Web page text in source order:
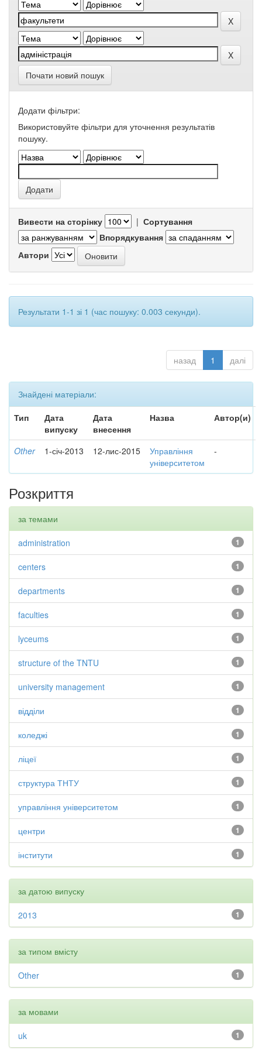
Почати новий пошук
Додати фільтри:
Використовуйте фільтри для уточнення результатів
пошуку.
Вивести на сторінку | Сортування
Впорядкування
Автори
Результати 1-1 зі 1 (час пошуку: 0.003 секунди).
назад 1 далі
Знайдені матеріали:
Тип
Дата
випуску
Дата
внесення
Назва Автор(и)
Other 1-січ-2013 12-лис-2015
Управління
університетом
-
Розкриття
за темами
1
administration
1
centers
1
departments
1
faculties
1
lyceums
1
structure of the TNTU
1
university management
1
відділи
1
коледжі
1
ліцеї
1
структура ТНТУ
1
управління університетом
1
центри
1
інститути
за датою випуску
1
2013
за типом вмісту
1
Other
за мовами
1
uk